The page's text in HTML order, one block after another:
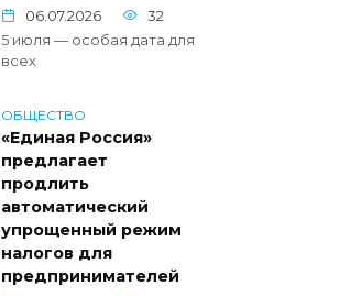
06.07.2026
32
5 июля — особая дата для
всех
ОБЩЕСТВО
«Единая Россия»
предлагает
продлить
автоматический
упрощенный режим
налогов для
предпринимателей